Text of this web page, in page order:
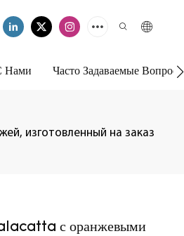
Нами Часто Задаваемые
изготовленный на заказ
с оранжевыми